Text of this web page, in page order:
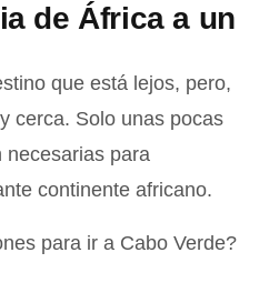
de África a un
que está lejos, pero,
cerca. Solo unas pocas
necesarias para
continente africano.
para ir a Cabo Verde?